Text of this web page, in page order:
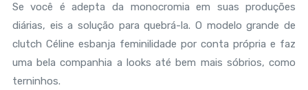
Se você é adepta da monocromia em suas produções
diárias, eis a solução para quebrá-la. O modelo grande de
clutch Céline esbanja feminilidade por conta própria e faz
uma bela companhia a looks até bem mais sóbrios, como
terninhos.